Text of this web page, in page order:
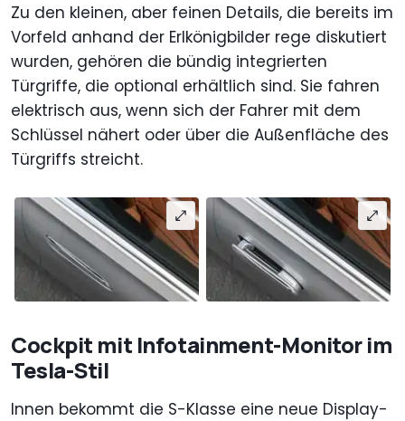
Zu den kleinen, aber feinen Details, die bereits im
Vorfeld anhand der Erlkönigbilder rege diskutiert
wurden, gehören die bündig integrierten
Türgriffe, die optional erhältlich sind. Sie fahren
elektrisch aus, wenn sich der Fahrer mit dem
Schlüssel nähert oder über die Außenfläche des
Türgriffs streicht.
Cockpit mit Infotainment-Monitor im
Tesla-Stil
Innen bekommt die S-Klasse eine neue Display-